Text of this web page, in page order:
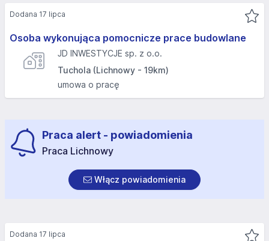
Osoba wykonująca pomocnicze prace budowlane
JD INWESTYCJE sp. z o.o.
Tuchola (Lichnowy - 19km)
umowa o pracę
Dodana 17 lipca
Praca alert - powiadomienia
Praca Lichnowy
Włącz powiadomienia
Dodana 17 lipca